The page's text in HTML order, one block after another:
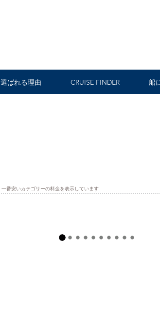
選ばれる理由 CRUISE FINDER 船
一番安いカテゴリーの料金を表示しています